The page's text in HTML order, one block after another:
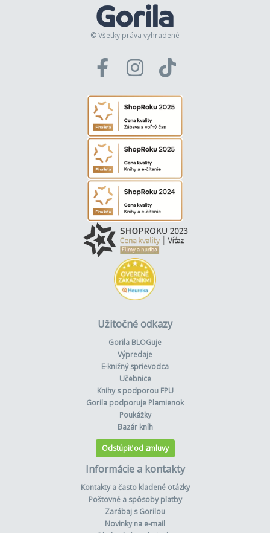
© Všetky práva vyhradené
Užitočné odkazy
Gorila BLOGuje
Výpredaje
E-knižný sprievodca
Učebnice
Knihy s podporou FPU
Gorila podporuje Plamienok
Poukážky
Bazár kníh
Odstúpiť od zmluvy
Informácie a kontakty
Kontakty a často kladené otázky
Poštovné a spôsoby platby
Zarábaj s Gorilou
Novinky na e-mail